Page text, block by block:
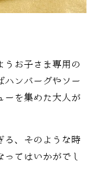
うお子さま専用の
ハンバーグやソー
ーを集めた大人が
る、そのような時
てはいかがでし